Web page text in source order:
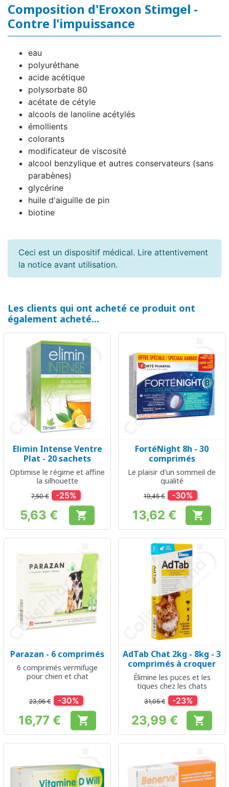
Composition d'Eroxon Stimgel -
Contre l'impuissance
eau
polyuréthane
acide acétique
polysorbate 80
acétate de cétyle
alcools de lanoline acétylés
émollients
colorants
modificateur de viscosité
alcool benzylique et autres conservateurs (sans
parabènes)
glycérine
huile d'aiguille de pin
biotine
Ceci est un dispositif médical. Lire attentivement
la notice avant utilisation.
Les clients qui ont acheté ce produit ont
également acheté...
Elimin Intense Ventre
Plat - 20 sachets
Optimise le régime et affine
la silhouette
7,50 € -25%
Prix
5,63 € 
FortéNight 8h - 30
comprimés
Le plaisir d'un sommeil de
qualité
19,45 € -30%
Prix
13,62 € 
Parazan - 6 comprimés
6 comprimés vermifuge
pour chien et chat
23,95 € -30%
Prix
16,77 € 
AdTab Chat 2kg - 8kg - 3
comprimés à croquer
Élimine les puces et les
tiques chez les chats
31,05 € -23%
Prix
23,99 € 